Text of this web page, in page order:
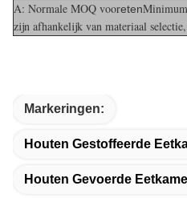
A: Normale MOQ vooreten
zijn afhankelijk van materiaal
Markeringen:
Houten Gestoffeerde
Houten Gevoerde